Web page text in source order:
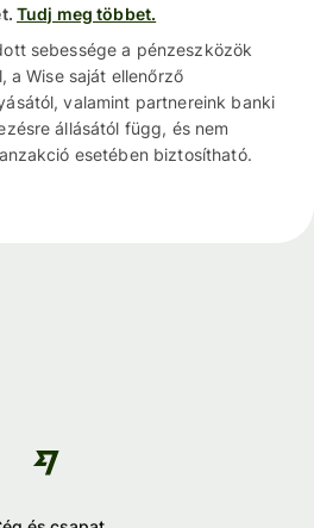
Tudj meg többet.
sebessége a pénzeszközök
a Wise saját ellenőrző
valamint partnereink banki
állásától függ, és nem
esetében biztosítható.